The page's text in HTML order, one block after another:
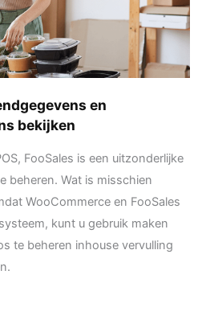
en
bekijken
FooSales is een uitzonderlijke
beheren. Wat is misschien
WooCommerce en FooSales
kunt u gebruik maken
te beheren inhouse vervulling